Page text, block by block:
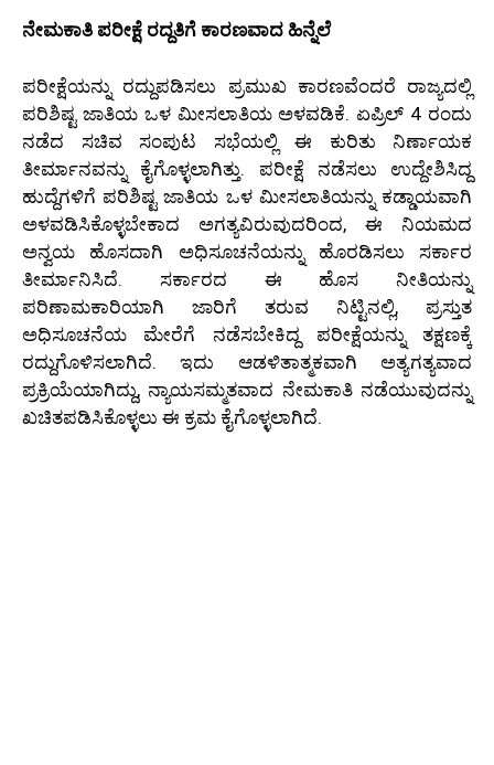
ನೇಮಕಾತಿ ಪರೀಕ್ಷೆ ರದ್ದತಿಗೆ ಕಾರಣವಾದ ಹಿನ್ನೆಲೆ
ಪರೀಕ್ಷೆಯನ್ನು ರದ್ದುಪಡಿಸಲು ಪ್ರಮುಖ ಕಾರಣವೆಂದರೆ ರಾಜ್ಯದಲ್ಲಿ
ಪರಿಶಿಷ್ಟ ಜಾತಿಯ ಒಳ ಮೀಸಲಾತಿಯ ಅಳವಡಿಕೆ. ಏಪ್ರಿಲ್ 4 ರಂದು
ನಡೆದ ಸಚಿವ ಸಂಪುಟ ಸಭೆಯಲ್ಲಿ ಈ ಕುರಿತು ನಿರ್ಣಾಯಕ
ತೀರ್ಮಾನವನ್ನು ಕೈಗೊಳ್ಳಲಾಗಿತ್ತು. ಪರೀಕ್ಷೆ ನಡೆಸಲು ಉದ್ದೇಶಿಸಿದ್ದ
ಹುದ್ದೆಗಳಿಗೆ ಪರಿಶಿಷ್ಟ ಜಾತಿಯ ಒಳ ಮೀಸಲಾತಿಯನ್ನು ಕಡ್ಡಾಯವಾಗಿ
ಅಳವಡಿಸಿಕೊಳ್ಳಬೇಕಾದ ಅಗತ್ಯವಿರುವುದರಿಂದ, ಈ ನಿಯಮದ
ಅನ್ವಯ ಹೊಸದಾಗಿ ಅಧಿಸೂಚನೆಯನ್ನು ಹೊರಡಿಸಲು ಸರ್ಕಾರ
ತೀರ್ಮಾನಿಸಿದೆ. ಸರ್ಕಾರದ ಈ ಹೊಸ ನೀತಿಯನ್ನು
ಪರಿಣಾಮಕಾರಿಯಾಗಿ ಜಾರಿಗೆ ತರುವ ನಿಟ್ಟಿನಲ್ಲಿ, ಪ್ರಸ್ತುತ
ಅಧಿಸೂಚನೆಯ ಮೇರೆಗೆ ನಡೆಸಬೇಕಿದ್ದ ಪರೀಕ್ಷೆಯನ್ನು ತಕ್ಷಣಕ್ಕೆ
ರದ್ದುಗೊಳಿಸಲಾಗಿದೆ. ಇದು ಆಡಳಿತಾತ್ಮಕವಾಗಿ ಅತ್ಯಗತ್ಯವಾದ
ಪ್ರಕ್ರಿಯೆಯಾಗಿದ್ದು, ನ್ಯಾಯಸಮ್ಮತವಾದ ನೇಮಕಾತಿ ನಡೆಯುವುದನ್ನು
ಖಚಿತಪಡಿಸಿಕೊಳ್ಳಲು ಈ ಕ್ರಮ ಕೈಗೊಳ್ಳಲಾಗಿದೆ.